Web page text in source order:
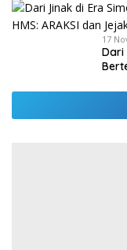
17
Dari